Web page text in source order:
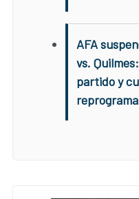
AFA
vs.
partido y